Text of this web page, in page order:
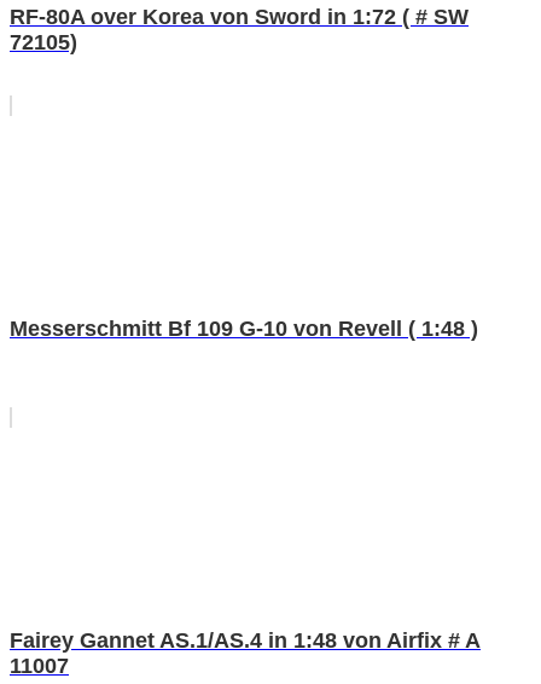
RF-80A over Korea von Sword in 1:72 ( # SW
72105)
Messerschmitt Bf 109 G-10 von Revell ( 1:48 )
Fairey Gannet AS.1/AS.4 in 1:48 von Airfix # A
11007